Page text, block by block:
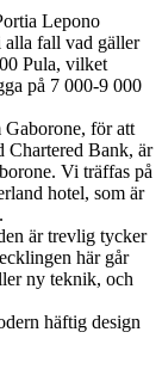
Lepono
alla fall vad gäller
Pula, vilket
på 7 000-9 000
för att
Chartered Bank, är
Vi träffas på
hotel, som är
är trevlig tycker
här går
ny teknik, och
häftig design